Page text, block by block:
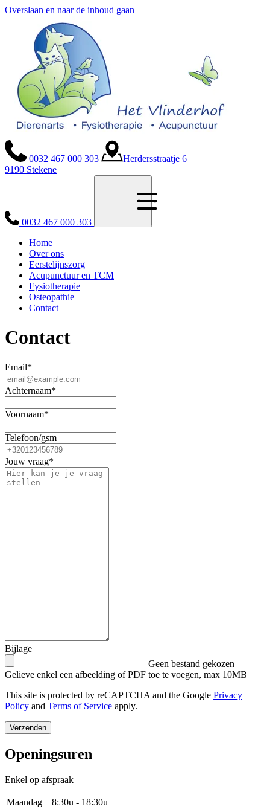
Overslaan en naar de inhoud gaan
0032 467 000 303
Herdersstraatje 6
9190 Stekene
0032 467 000 303
Home
Over ons
Eerstelijnszorg
Acupunctuur en TCM
Fysiotherapie
Osteopathie
Contact
Contact
Email*
Achternaam*
Voornaam*
Telefoon/gsm
Jouw vraag*
Bijlage
Geen bestand gekozen
Gelieve enkel een afbeelding of PDF toe te voegen, max 10MB
This site is protected by reCAPTCHA and the Google Privacy
Policy and Terms of Service apply.
Verzenden
Openingsuren
Enkel op afspraak
Maandag
8:30u - 18:30u